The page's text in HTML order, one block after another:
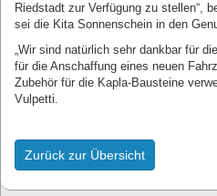
Riedstadt zur Verfügung zu stellen“,
sei die Kita Sonnenschein in den
„Wir sind natürlich sehr dankbar für
für die Anschaffung eines neuen
Zubehör für die Kapla-Bausteine
Vulpetti.
Zurück zur Übersicht